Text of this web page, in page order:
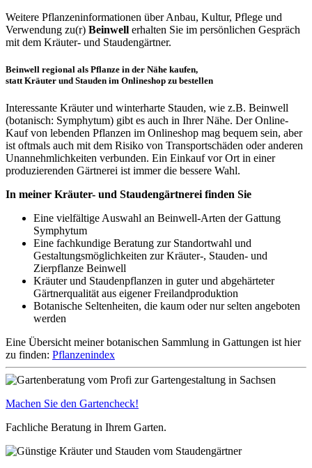
Weitere Pflanzeninformationen über Anbau, Kultur, Pflege und
Verwendung zu(r) Beinwell erhalten Sie im persönlichen Gespräch
mit dem Kräuter- und Staudengärtner.
Beinwell regional als Pflanze in der Nähe kaufen,
statt Kräuter und Stauden im Onlineshop zu bestellen
Interessante Kräuter und winterharte Stauden, wie z.B. Beinwell
(botanisch: Symphytum) gibt es auch in Ihrer Nähe. Der Online-
Kauf von lebenden Pflanzen im Onlineshop mag bequem sein, aber
ist oftmals auch mit dem Risiko von Transportschäden oder anderen
Unannehmlichkeiten verbunden. Ein Einkauf vor Ort in einer
produzierenden Gärtnerei ist immer die bessere Wahl.
In meiner Kräuter- und Staudengärtnerei finden Sie
Eine vielfältige Auswahl an Beinwell-Arten der Gattung
Symphytum
Eine fachkundige Beratung zur Standortwahl und
Gestaltungsmöglichkeiten zur Kräuter-, Stauden- und
Zierpflanze Beinwell
Kräuter und Staudenpflanzen in guter und abgehärteter
Gärtnerqualität aus eigener Freilandproduktion
Botanische Seltenheiten, die kaum oder nur selten angeboten
werden
Eine Übersicht meiner botanischen Sammlung in Gattungen ist hier
zu finden: Pflanzenindex
Machen Sie den Gartencheck!
Fachliche Beratung in Ihrem Garten.